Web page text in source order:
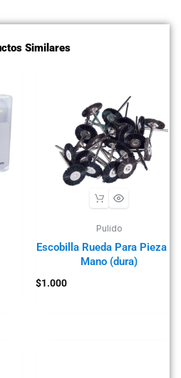
Similares
Pulido
Escobilla Rueda Para Pieza
Mano (dura)
$1.000